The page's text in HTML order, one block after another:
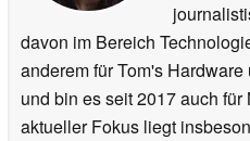
davon im Bereich
anderem für Tom's
und bin es seit 2017 auch
aktueller Fokus liegt